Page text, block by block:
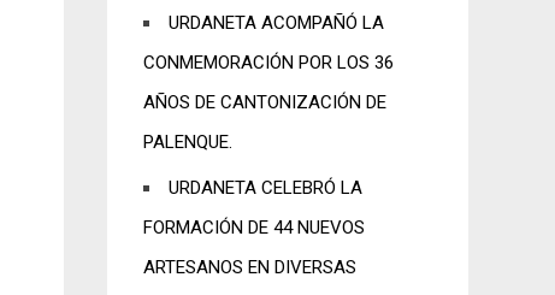
URDANETA ACOMPAÑÓ LA
CONMEMORACIÓN POR LOS 36
AÑOS DE CANTONIZACIÓN DE
PALENQUE.
URDANETA CELEBRÓ LA
FORMACIÓN DE 44 NUEVOS
ARTESANOS EN DIVERSAS